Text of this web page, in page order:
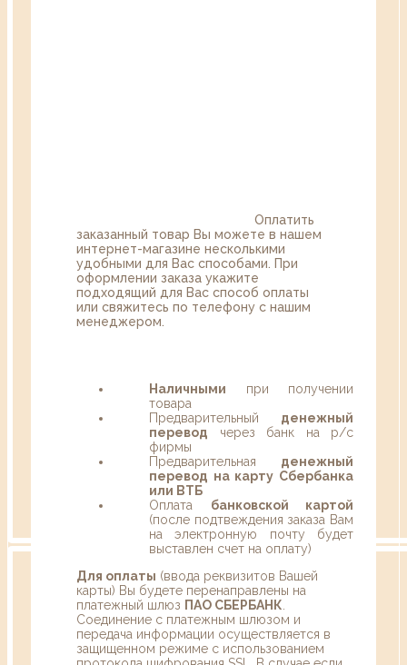
Оплатить
заказанный товар Вы можете в нашем
интернет-магазине несколькими
удобными для Вас способами. При
оформлении заказа укажите
подходящий для Вас способ оплаты
или свяжитесь по телефону с нашим
менеджером.
Наличными при получении
товара
Предварительный денежный
перевод через банк на р/с
фирмы
Предварительная денежный
перевод на карту Сбербанка
или ВТБ
Оплата банковской картой
(после подтвеждения заказа Вам
на электронную почту будет
выставлен счет на оплату)
Для оплаты (ввода реквизитов Вашей
карты) Вы будете перенаправлены на
платежный шлюз ПАО СБЕРБАНК
Соединение с платежным шлюзом и
передача информации осуществляется в
защищенном режиме с использованием